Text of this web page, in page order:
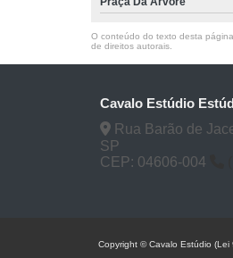
O conteúdo do texto desta
de direitos autorais
Cavalo Estúdio
Rua Barão de
SP
CEP: 04606-004
Copyright © Cavalo Estúdio